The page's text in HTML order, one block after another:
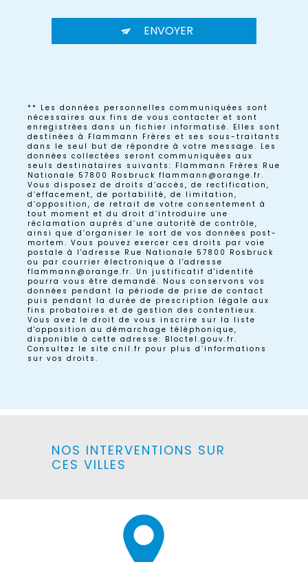
ENVOYER
** Les données personnelles communiquées sont
nécessaires aux fins de vous contacter et sont
enregistrées dans un fichier informatisé. Elles sont
destinées à Flammann Frères et ses sous-traitants
dans le seul but de répondre à votre message. Les
données collectées seront communiquées aux
seuls destinataires suivants: Flammann Frères Rue
Nationale 57800 Rosbruck flammann@orange.fr.
Vous disposez de droits d’accès, de rectification,
d’effacement, de portabilité, de limitation,
d’opposition, de retrait de votre consentement à
tout moment et du droit d’introduire une
réclamation auprès d’une autorité de contrôle,
ainsi que d’organiser le sort de vos données post-
mortem. Vous pouvez exercer ces droits par voie
postale à l'adresse Rue Nationale 57800 Rosbruck
ou par courrier électronique à l'adresse
flammann@orange.fr. Un justificatif d'identité
pourra vous être demandé. Nous conservons vos
données pendant la période de prise de contact
puis pendant la durée de prescription légale aux
fins probatoires et de gestion des contentieux.
Vous avez le droit de vous inscrire sur la liste
d'opposition au démarchage téléphonique,
disponible à cette adresse: Bloctel.gouv.fr.
Consultez le site cnil.fr pour plus d’informations
sur vos droits.
NOS INTERVENTIONS SUR
CES VILLES